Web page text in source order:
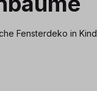
Fensterdeko in